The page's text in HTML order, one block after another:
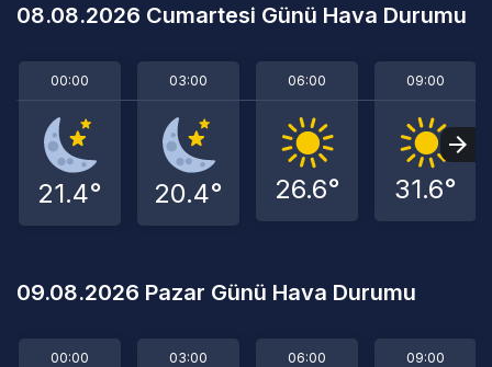
08.08.2026 Cumartesi Günü Hava Durumu
00:00
21.4°
03:00
20.4°
06:00
26.6°
09:00
31.6°
09.08.2026 Pazar Günü Hava Durumu
00:00 03:00 06:00 09:00